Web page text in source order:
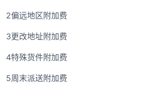
2偏远地区附加费
3更改地址附加费
4特殊货件附加费
5周末派送附加费